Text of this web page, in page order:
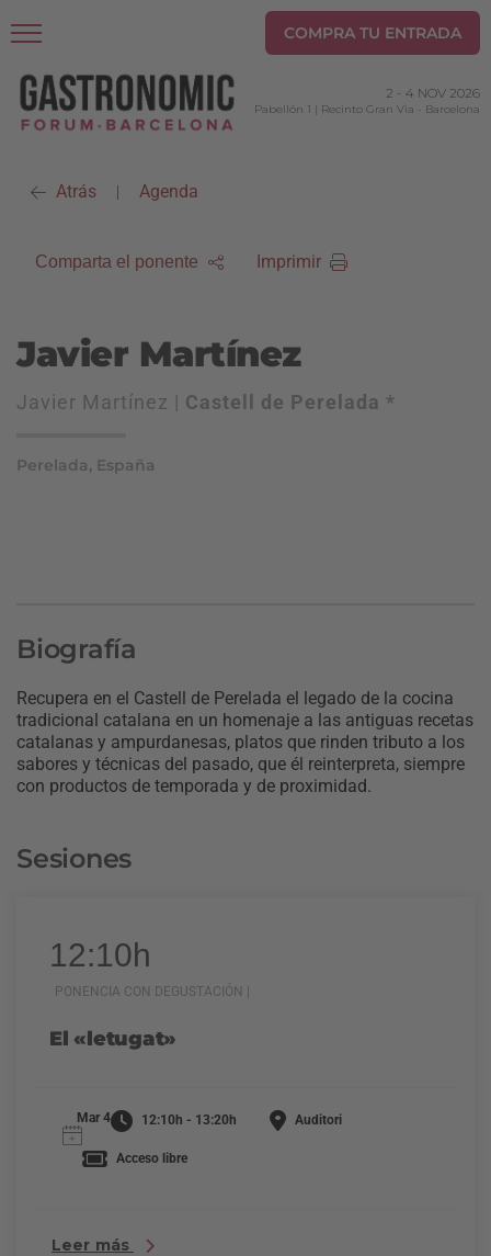
COMPRA TU ENTRADA
2 - 4 NOV 2026
Pabellón 1 | Recinto Gran Via - Barcelona
Atrás | Agenda
Comparta el ponente Imprimir
Javier Martínez
Javier Martínez | Castell de Perelada *
Perelada, España
Biografía
Recupera en el Castell de Perelada el legado de la cocina
tradicional catalana en un homenaje a las antiguas recetas
catalanas y ampurdanesas, platos que rinden tributo a los
sabores y técnicas del pasado, que él reinterpreta, siempre
con productos de temporada y de proximidad.
Sesiones
12:10h
PONENCIA CON DEGUSTACIÓN |
El «letugat»
Mar 4 12:10h - 13:20h Auditori
Acceso libre
Leer más